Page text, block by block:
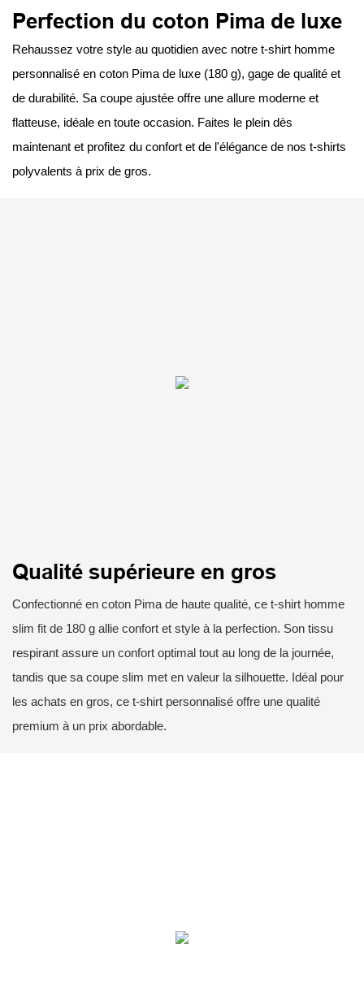
Perfection du coton Pima de luxe
Rehaussez votre style au quotidien avec notre t-shirt homme
personnalisé en coton Pima de luxe (180 g), gage de qualité et
de durabilité. Sa coupe ajustée offre une allure moderne et
flatteuse, idéale en toute occasion. Faites le plein dès
maintenant et profitez du confort et de l'élégance de nos t-shirts
polyvalents à prix de gros.
Qualité supérieure en gros
Confectionné en coton Pima de haute qualité, ce t-shirt homme
slim fit de 180 g allie confort et style à la perfection. Son tissu
respirant assure un confort optimal tout au long de la journée,
tandis que sa coupe slim met en valeur la silhouette. Idéal pour
les achats en gros, ce t-shirt personnalisé offre une qualité
premium à un prix abordable.